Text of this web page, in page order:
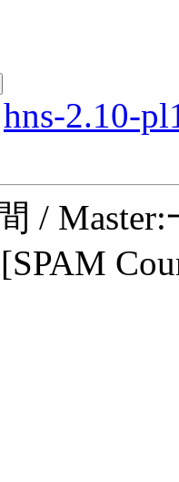
hns-2.10-
/